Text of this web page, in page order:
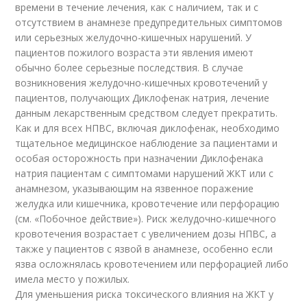
времени в течение лечения, как с наличием, так и с
отсутствием в анамнезе предупредительных симптомов
или серьезных желудочно-кишечных нарушений. У
пациентов пожилого возраста эти явления имеют
обычно более серьезные последствия. В случае
возникновения желудочно-кишечных кровотечений у
пациентов, получающих Диклофенак натрия, лечение
данным лекарственным средством следует прекратить.
Как и для всех НПВС, включая диклофенак, необходимо
тщательное медицинское наблюдение за пациентами и
особая осторожность при назначении Диклофенака
натрия пациентам с симптомами нарушений ЖКТ или с
анамнезом, указывающим на язвенное поражение
желудка или кишечника, кровотечение или перфорацию
(см. «Побочное действие»). Риск желудочно-кишечного
кровотечения возрастает с увеличением дозы НПВС, а
также у пациентов с язвой в анамнезе, особенно если
язва осложнялась кровотечением или перфорацией либо
имела место у пожилых.
Для уменьшения риска токсического влияния на ЖКТ у